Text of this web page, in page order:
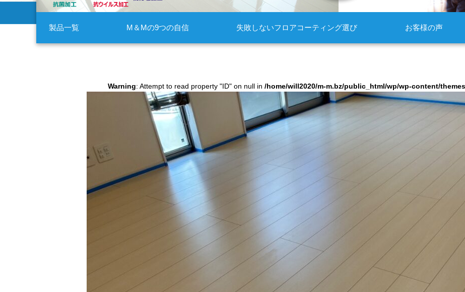
製品一覧 M＆Mの9つの自信 失敗しないフロアコーティング選び お客様の声
Warning: Attempt to read property "ID" on null in /home/will2020/m-m.bz/public_html/wp/wp-content/